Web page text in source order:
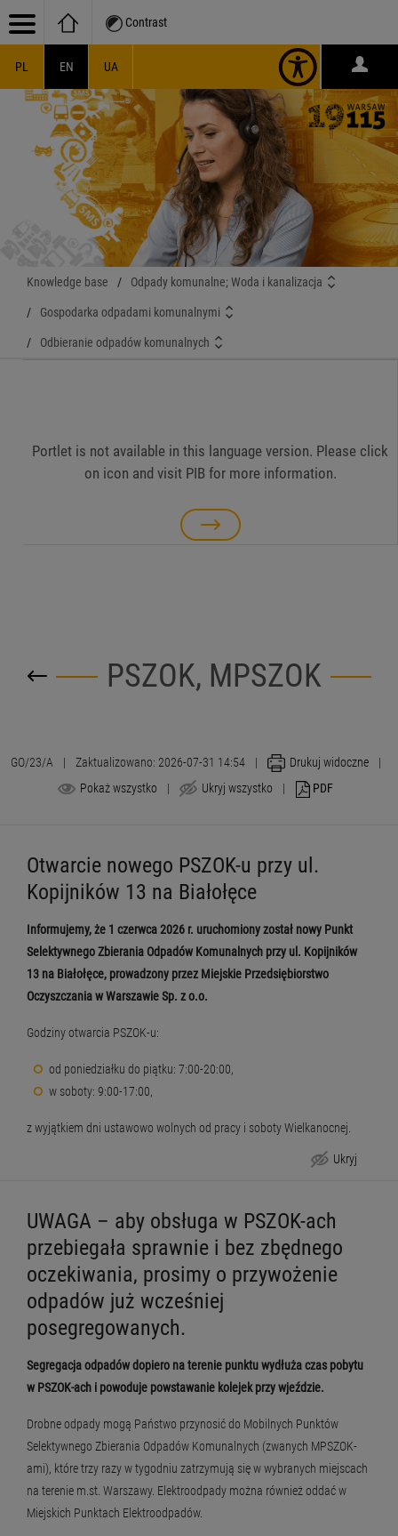
Contrast
PL EN UA
Knowledge base / Odpady komunalne; Woda i kanalizacja
/ Gospodarka odpadami komunalnymi
/ Odbieranie odpadów komunalnych
Portlet is not available in this language version. Please click
on icon and visit PIB for more information.
PSZOK, MPSZOK
GO/23/A | Zaktualizowano: 2026-07-31 14:54 | Drukuj widoczne
|
Pokaż wszystko
| Ukryj wszystko | PDF
Otwarcie nowego PSZOK-u przy ul.
Kopijników 13 na Białołęce
Ukryj
Informujemy, że 1 czerwca 2026 r. uruchomiony został nowy Punkt
Selektywnego Zbierania Odpadów Komunalnych przy ul. Kopijników
13 na Białołęce, prowadzony przez Miejskie Przedsiębiorstwo
Oczyszczania w Warszawie Sp. z o.o.
Godziny otwarcia PSZOK-u:
od poniedziałku do piątku: 7:00-20:00,
w soboty: 9:00-17:00,
z wyjątkiem dni ustawowo wolnych od pracy i soboty Wielkanocnej.
UWAGA – aby obsługa w PSZOK-ach
przebiegała sprawnie i bez zbędnego
oczekiwania, prosimy o przywożenie
odpadów już wcześniej
posegregowanych.
Segregacja odpadów dopiero na terenie punktu wydłuża czas pobytu
w PSZOK-ach i powoduje powstawanie kolejek przy wjeździe.
Drobne odpady mogą Państwo przynosić do Mobilnych Punktów
Selektywnego Zbierania Odpadów Komunalnych (zwanych MPSZOK-
ami), które trzy razy w tygodniu zatrzymują się w wybranych miejscach
na terenie m.st. Warszawy. Elektroodpady można również oddać w
Miejskich Punktach Elektroodpadów.